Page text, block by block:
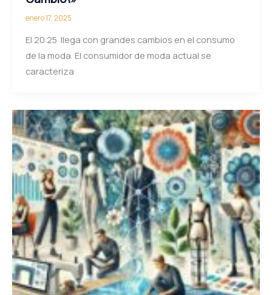
enero 17, 2025
El 20 25 llega con grandes cambios en el consumo
de la moda. El consumidor de moda actual se
caracteriza